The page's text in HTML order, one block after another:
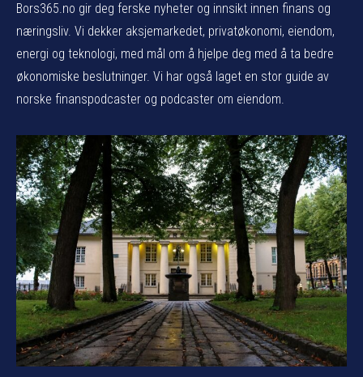
Bors365.no gir deg ferske nyheter og innsikt innen finans og
næringsliv. Vi dekker aksjemarkedet, privatøkonomi, eiendom,
energi og teknologi, med mål om å hjelpe deg med å ta bedre
økonomiske beslutninger. Vi har også laget en stor guide av
norske finanspodcaster og podcaster om eiendom.